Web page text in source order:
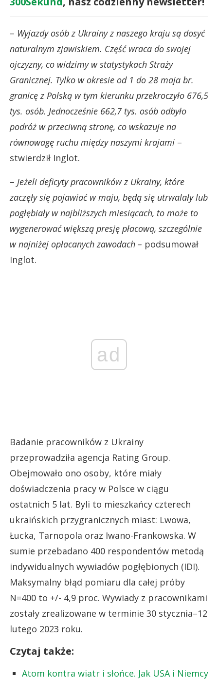
– Wyjazdy osób z Ukrainy z naszego kraju są dosyć
naturalnym zjawiskiem. Część wraca do swojej
ojczyzny, co widzimy w statystykach Straży
Granicznej. Tylko w okresie od 1 do 28 maja br.
granicę z Polską w tym kierunku przekroczyło 676,5
tys. osób. Jednocześnie 662,7 tys. osób odbyło
podróż w przeciwną stronę, co wskazuje na
równowagę ruchu między naszymi krajami –
stwierdził Inglot.
– Jeżeli deficyty pracowników z Ukrainy, które
zaczęły się pojawiać w maju, będą się utrwalały lub
pogłębiały w najbliższych miesiącach, to może to
wygenerować większą presję płacową, szczególnie
w najniżej opłacanych zawodach – podsumował
Inglot.
ad
Badanie pracowników z Ukrainy
przeprowadziła agencja Rating Group.
Obejmowało ono osoby, które miały
doświadczenia pracy w Polsce w ciągu
ostatnich 5 lat. Byli to mieszkańcy czterech
ukraińskich przygranicznych miast: Lwowa,
Łucka, Tarnopola oraz Iwano-Frankowska. W
sumie przebadano 400 respondentów metodą
indywidualnych wywiadów pogłębionych (IDI).
Maksymalny błąd pomiaru dla całej próby
N=400 to +/- 4,9 proc. Wywiady z pracownikami
zostały zrealizowane w terminie 30 stycznia–12
lutego 2023 roku.
Czytaj także:
Atom kontra wiatr i słońce. Jak USA i Niemcy